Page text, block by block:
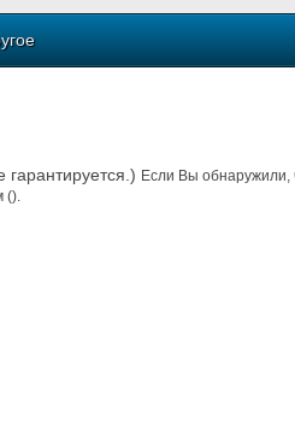
гарантируется.) Если Вы обнаружили,
().